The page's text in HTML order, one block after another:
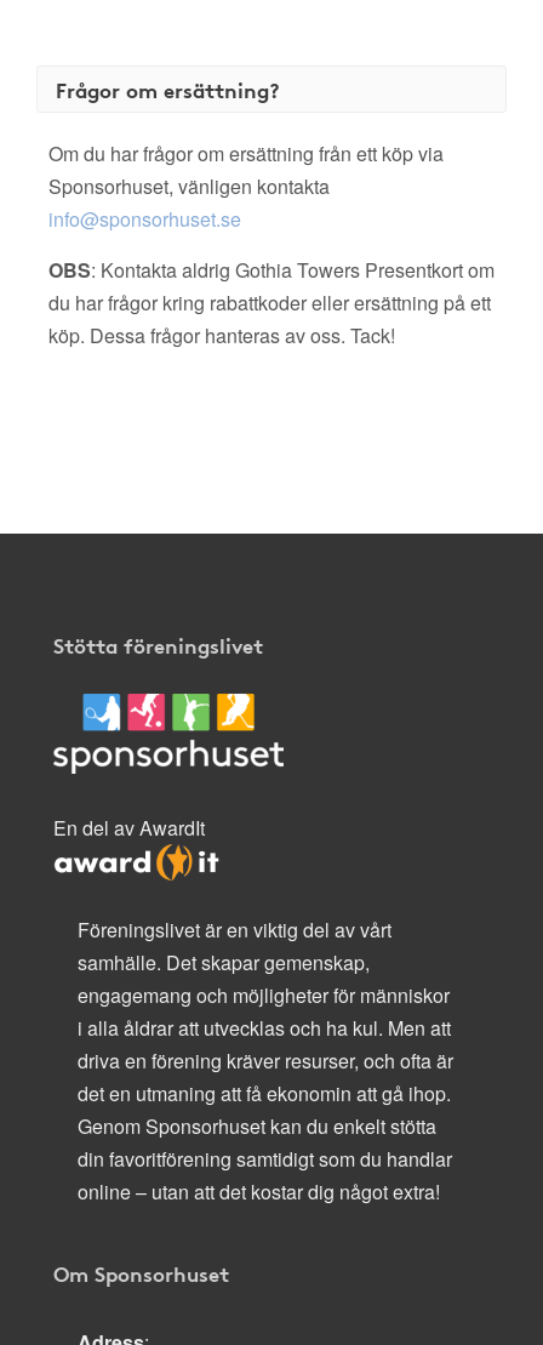
Frågor om ersättning?
Om du har frågor om ersättning från ett köp via
Sponsorhuset, vänligen kontakta
info@sponsorhuset.se
OBS: Kontakta aldrig Gothia Towers Presentkort om
du har frågor kring rabattkoder eller ersättning på ett
köp. Dessa frågor hanteras av oss. Tack!
Stötta föreningslivet
En del av AwardIt
Föreningslivet är en viktig del av vårt
samhälle. Det skapar gemenskap,
engagemang och möjligheter för människor
i alla åldrar att utvecklas och ha kul. Men att
driva en förening kräver resurser, och ofta är
det en utmaning att få ekonomin att gå ihop.
Genom Sponsorhuset kan du enkelt stötta
din favoritförening samtidigt som du handlar
online – utan att det kostar dig något extra!
Om Sponsorhuset